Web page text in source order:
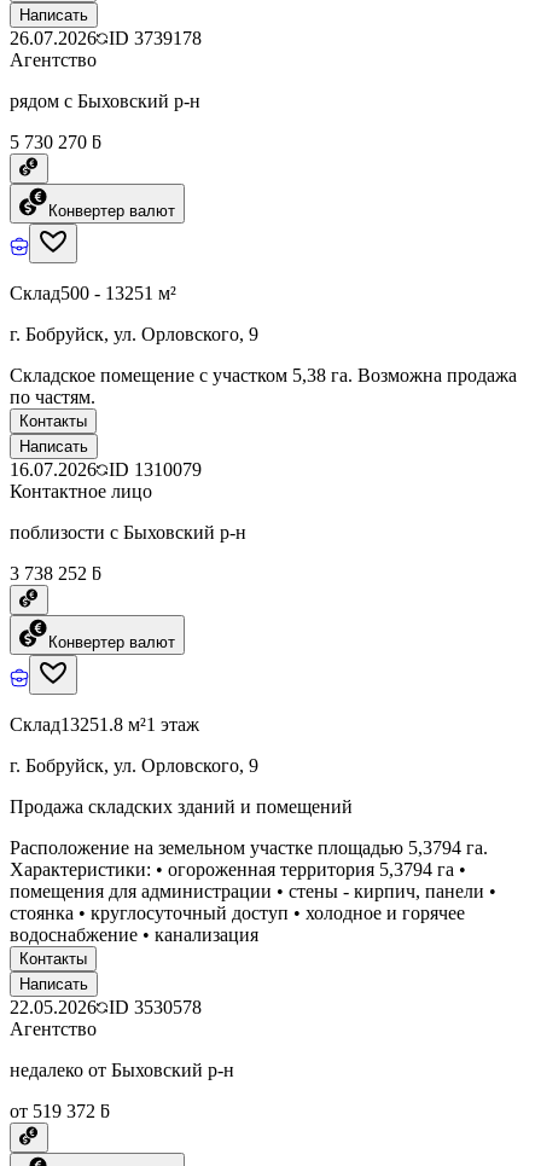
Написать
26.07.2026 ID 3739178
Агентство
рядом с Быховский р-н
5 730 270 ƃ
Конвертер валют
Склад500 - 13251 м²
г. Бобруйск, ул. Орловского, 9
Складское помещение с участком 5,38 га. Возможна продажа
по частям.
Контакты
Написать
16.07.2026 ID 1310079
Контактное лицо
поблизости с Быховский р-н
3 738 252 ƃ
Конвертер валют
Склад13251.8 м²1 этаж
г. Бобруйск, ул. Орловского, 9
Продажа складских зданий и помещений
Расположение на земельном участке площадью 5,3794 га.
Характеристики: • огороженная территория 5,3794 га •
помещения для администрации • стены - кирпич, панели •
стоянка • круглосуточный доступ • холодное и горячее
водоснабжение • канализация
Контакты
Написать
22.05.2026 ID 3530578
Агентство
недалеко от Быховский р-н
от 519 372 ƃ